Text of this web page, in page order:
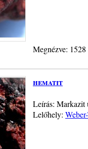
Megnézve:
hematit
Leírás: Markazit
Lelőhely: